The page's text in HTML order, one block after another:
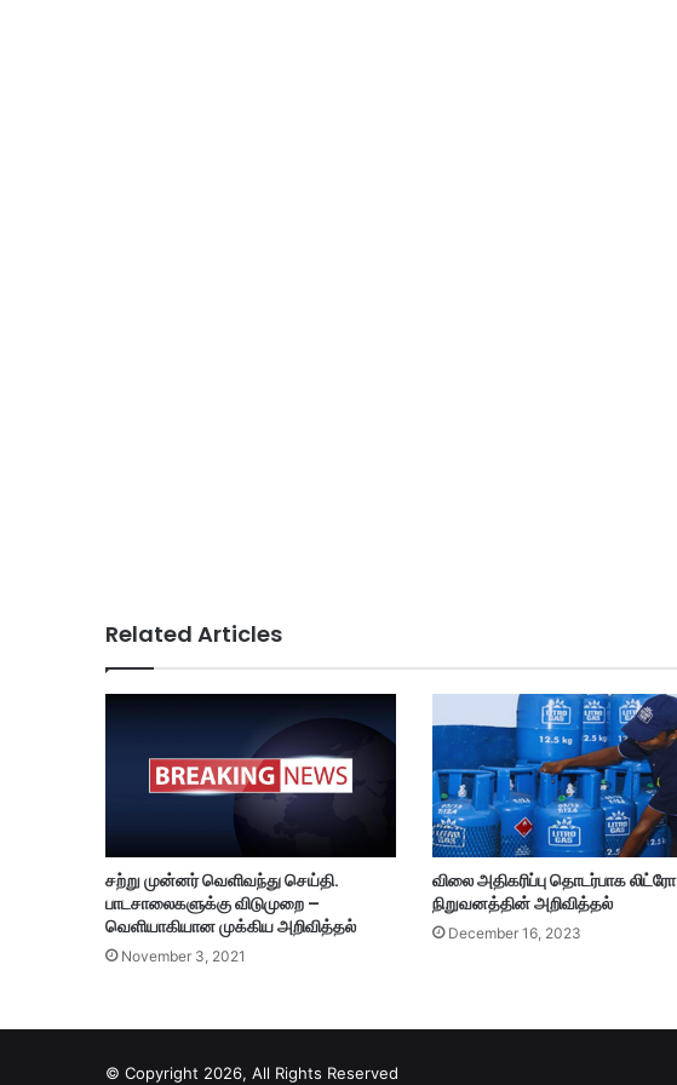
Related Articles
சற்று முன்னர் வெளிவந்து செய்தி.
பாடசாலைகளுக்கு விடுமுறை –
வெளியாகியான முக்கிய அறிவித்தல்
November 3, 2021
விலை அதிகரிப்பு தொடர்பாக லிட்ரோ
நிறுவனத்தின் அறிவித்தல்
December 16, 2023
© Copyright 2026, All Rights Reserved